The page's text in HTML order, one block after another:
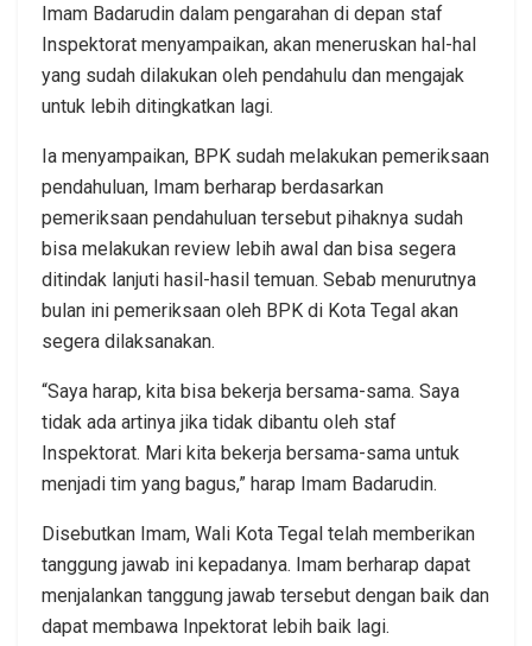
Imam Badarudin dalam pengarahan di depan staf
Inspektorat menyampaikan, akan meneruskan hal-hal
yang sudah dilakukan oleh pendahulu dan mengajak
untuk lebih ditingkatkan lagi.
Ia menyampaikan, BPK sudah melakukan pemeriksaan
pendahuluan, Imam berharap berdasarkan
pemeriksaan pendahuluan tersebut pihaknya sudah
bisa melakukan review lebih awal dan bisa segera
ditindak lanjuti hasil-hasil temuan. Sebab menurutnya
bulan ini pemeriksaan oleh BPK di Kota Tegal akan
segera dilaksanakan.
“Saya harap, kita bisa bekerja bersama-sama. Saya
tidak ada artinya jika tidak dibantu oleh staf
Inspektorat. Mari kita bekerja bersama-sama untuk
menjadi tim yang bagus,” harap Imam Badarudin.
Disebutkan Imam, Wali Kota Tegal telah memberikan
tanggung jawab ini kepadanya. Imam berharap dapat
menjalankan tanggung jawab tersebut dengan baik dan
dapat membawa Inpektorat lebih baik lagi.